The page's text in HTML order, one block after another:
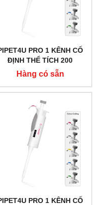
PRO 1 KÊNH CỐ
ĐỊNH THỂ TÍCH 200
MICROLIT HÃNG AHN -
ĐỨC
Hàng có sẵn
PRO 1 KÊNH CỐ